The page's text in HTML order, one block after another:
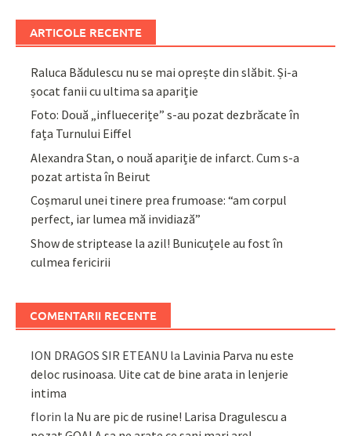
ARTICOLE RECENTE
Raluca Bădulescu nu se mai oprește din slăbit. Și-a
șocat fanii cu ultima sa apariție
Foto: Două „influecerițe” s-au pozat dezbrăcate în
fața Turnului Eiffel
Alexandra Stan, o nouă apariție de infarct. Cum s-a
pozat artista în Beirut
Coșmarul unei tinere prea frumoase: “am corpul
perfect, iar lumea mă invidiază”
Show de striptease la azil! Bunicuțele au fost în
culmea fericirii
COMENTARII RECENTE
ION DRAGOS SIR ETEANU la Lavinia Parva nu este
deloc rusinoasa. Uite cat de bine arata in lenjerie
intima
florin la Nu are pic de rusine! Larisa Dragulescu a